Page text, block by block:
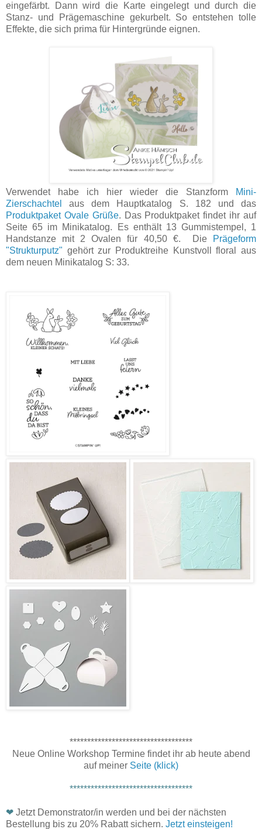
eingefärbt. Dann wird die Karte eingelegt und durch die
Stanz- und Prägemaschine gekurbelt. So entstehen tolle
Effekte, die sich prima für Hintergründe eignen.
Verwendet habe ich hier wieder die Stanzform
Mini-
Zierschachtel
aus dem Hauptkatalog S. 182 und das
Produktpaket Ovale Grüße. Das Produktpaket findet ihr auf
Seite 65 im Minikatalog. Es enthält 13 Gummistempel, 1
Handstanze mit 2 Ovalen für 40,50 €. Die
Prägeform
"Strukturputz" gehört zur Produktreihe Kunstvoll floral aus
dem neuen Minikatalog S: 33.
***********************************
Neue Online Workshop Termine findet ihr ab heute abend
auf meiner Seite (klick)
***********************************
❤ Jetzt Demonstrator/in werden und bei der nächsten
Bestellung bis zu 20% Rabatt sichern. Jetzt einsteigen!